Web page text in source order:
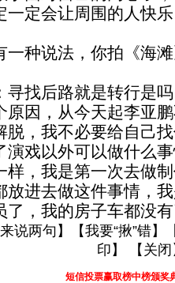
一定会让周围的人快
种说法，你拍《海滩
后路就是转行是吗
原因，从今天起李亚
脱，我不必要给自己
演戏以外可以做什么
样，我是第一次去做
放进去做这件事情，
了，我的房子车都
说两句 】【我要“揪”错】
印 】 【 关闭
短信投票赢取榜中榜颁奖